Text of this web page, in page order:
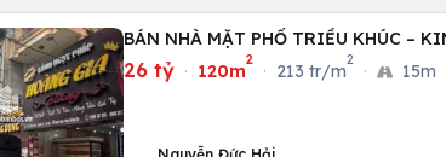
BÁN NHÀ MẶT PHỐ TRIỀU KHÚC –
26 tỷ · 120m
2
· 213 tr/m
2
· 15m